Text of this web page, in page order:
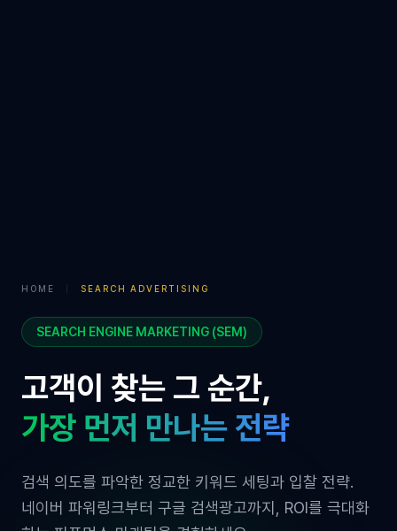
HOME SEARCH ADVERTISING
SEARCH ENGINE MARKETING (SEM)
고객이 찾는 그 순간,
가장 먼저 만나는 전략
검색 의도를 파악한 정교한 키워드 세팅과 입찰 전략.
네이버 파워링크부터 구글 검색광고까지, ROI를 극대화